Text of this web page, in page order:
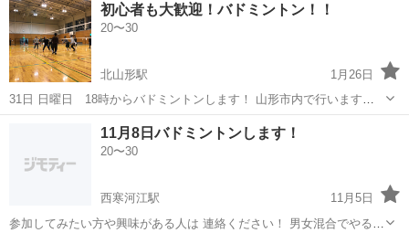
初心者も大歓迎！バドミントン！！
20〜30
北山形駅
1月26日
31日 日曜日 18時からバドミントンします！ 山形市内で行いますの
で詳しく聞きたい方はコメントお願いします🙋‍♀️ 男女問わず仲良くでき
たらいいなと思ってます！ 初心者、経験者、興味あるなって方と一緒
にやりたいです！
北山形駅 バドミントン 初心者
11月8日バドミントンします！
20〜30
西寒河江駅
11月5日
参加してみたい方や興味がある人は 連絡ください！ 男女混合でやるの